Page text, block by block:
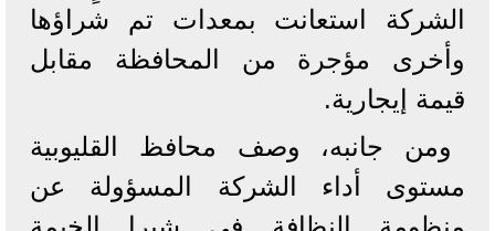
الشركة استعانت بمعدات تم شراؤها
وأخرى مؤجرة من المحافظة مقابل
قيمة إيجارية.
ومن جانبه، وصف محافظ القليوبية
مستوى أداء الشركة المسؤولة عن